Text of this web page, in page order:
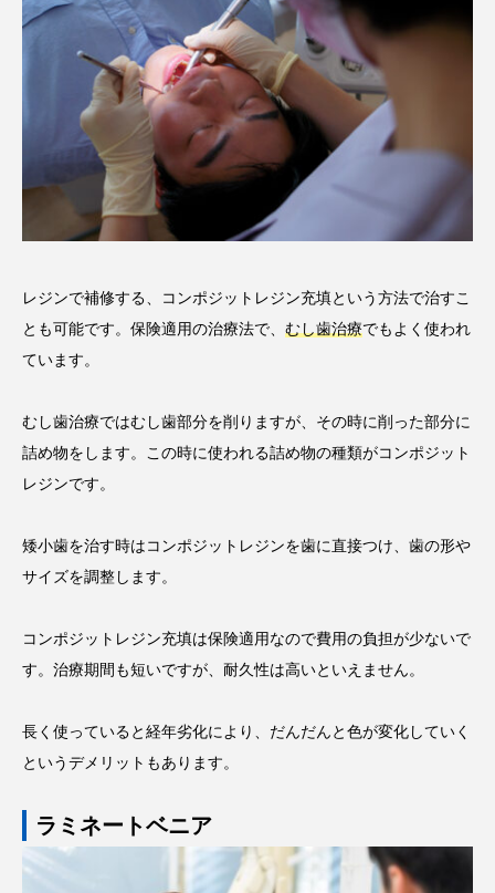
レジンで補修する、コンポジットレジン充填という方法で治すこ
とも可能です。保険適用の治療法で、 むし歯治療でもよく使われ
ています。
むし歯治療ではむし歯部分を削りますが、その時に削った部分に
詰め物をします。この時に使われる詰め物の種類がコンポジット
レジンです。
矮小歯を治す時はコンポジットレジンを歯に直接つけ、歯の形や
サイズを調整します。
コンポジットレジン充填は保険適用なので費用の負担が少ないで
す。治療期間も短いですが、耐久性は高いといえません。
長く使っていると経年劣化により、だんだんと色が変化していく
というデメリットもあります。
ラミネートベニア